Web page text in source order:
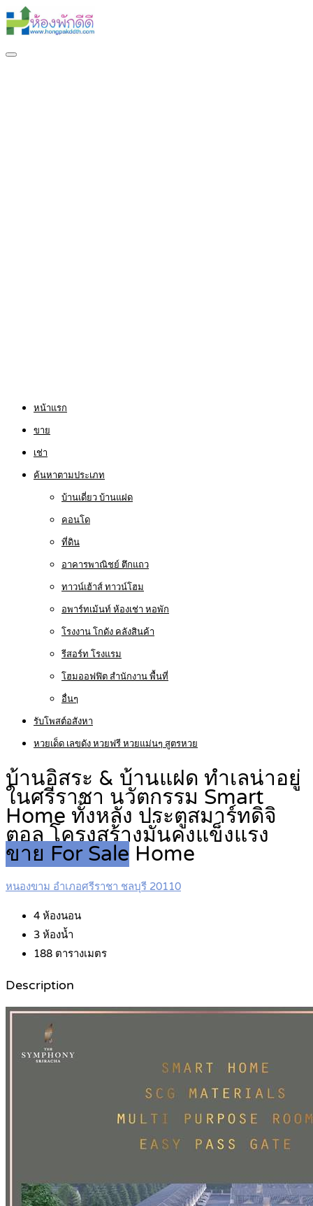
หน้าแรก
ขาย
เช่า
ค้นหาตามประเภท
บ้านเดี่ยว บ้านแฝด
คอนโด
ที่ดิน
อาคารพาณิชย์ ตึกแถว
ทาวน์เฮ้าส์ ทาวน์โฮม
อพาร์ทเม้นท์ ห้องเช่า หอพัก
โรงงาน โกดัง คลังสินค้า
รีสอร์ท โรงแรม
โฮมออฟฟิต สำนักงาน พื้นที่
อื่นๆ
รับโพสต์อสังหา
หวยเด็ด เลขดัง หวยฟรี หวยแม่นๆ สูตรหวย
บ้านอิสระ & บ้านแฝด ทำเลน่าอยู่
ในศรีราชา นวัตกรรม Smart
Home ทั้งหลัง ประตูสมาร์ทดิจิ
ตอล โครงสร้างมั่นคงแข็งแรง
ขาย For Sale Home
หนองขาม อำเภอศรีราชา ชลบุรี 20110
4 ห้องนอน
3 ห้องน้ำ
188 ตารางเมตร
Description